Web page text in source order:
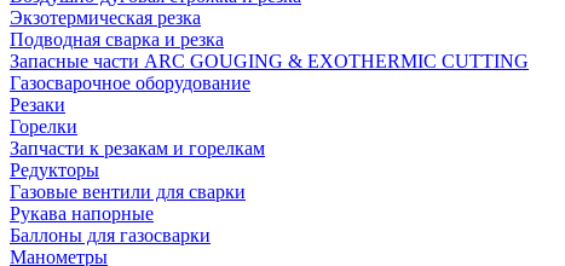
Экзотермическая резка
Подводная сварка и резка
Запасные части ARC GOUGING & EXOTHERMIC CUTTING
Газосварочное оборудование
Резаки
Горелки
Запчасти к резакам и горелкам
Редукторы
Газовые вентили для сварки
Рукава напорные
Баллоны для газосварки
Манометры